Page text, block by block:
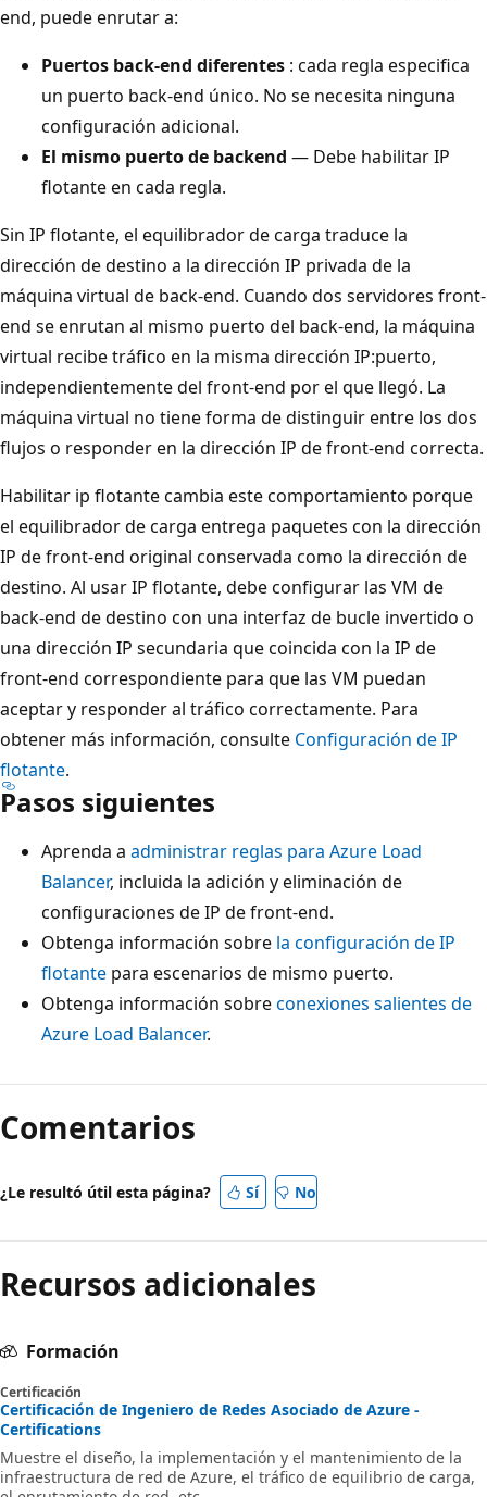
end, puede enrutar a:
Puertos back-end diferentes : cada regla especifica
un puerto back-end único. No se necesita ninguna
configuración adicional.
El mismo puerto de backend — Debe habilitar IP
flotante en cada regla.
Sin IP flotante, el equilibrador de carga traduce la
dirección de destino a la dirección IP privada de la
máquina virtual de back-end. Cuando dos servidores front-
end se enrutan al mismo puerto del back-end, la máquina
virtual recibe tráfico en la misma dirección IP:puerto,
independientemente del front-end por el que llegó. La
máquina virtual no tiene forma de distinguir entre los dos
flujos o responder en la dirección IP de front-end correcta.
Habilitar ip flotante cambia este comportamiento porque
el equilibrador de carga entrega paquetes con la dirección
IP de front-end original conservada como la dirección de
destino. Al usar IP flotante, debe configurar las VM de
back-end de destino con una interfaz de bucle invertido o
una dirección IP secundaria que coincida con la IP de
front-end correspondiente para que las VM puedan
aceptar y responder al tráfico correctamente. Para
obtener más información, consulte Configuración de IP
flotante.
Pasos siguientes
Aprenda a administrar reglas para Azure Load
Balancer, incluida la adición y eliminación de
configuraciones de IP de front-end.
Obtenga información sobre la configuración de IP
flotante para escenarios de mismo puerto.
Obtenga información sobreconexiones salientes de
Azure Load Balancer.
Comentarios
¿Le resultó útil esta página? Sí No
Recursos adicionales
Formación
Certificación
Certificación de Ingeniero de Redes Asociado de Azure -
Certifications
Muestre el diseño, la implementación y el mantenimiento de la
infraestructura de red de Azure, el tráfico de equilibrio de carga,